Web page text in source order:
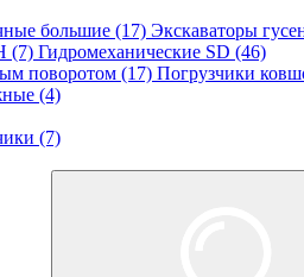
большие (17) Экскаваторы
(7) Гидромеханические SD (46)
поворотом (17) Погрузчики
(4)
(7)